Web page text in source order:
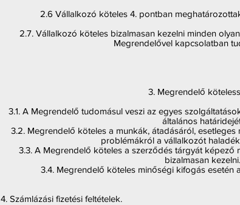
2.6 Vállalkozó köteles 4. pontban
2.7. Vállalkozó köteles bizalmasan kezelni minden
Megrendelővel kapcsolatban
3. Megrendelő
3.1. A Megrendelő tudomásul veszi az egyes
általános
3.2. Megrendelő köteles a munkák, átadásáról,
problémákról a vállalkozót
3.3. A Megrendelő köteles a szerződés tárgyát
bizalmasan kezelni.
3.4. Megrendelő köteles minőségi kifogás esetén
4. Számlázási fizetési feltételek.